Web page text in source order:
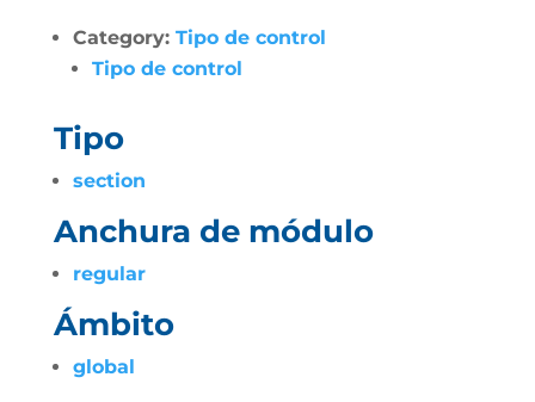
Category: Tipo de control
Tipo de control
Tipo
section
Anchura de módulo
regular
Ámbito
global